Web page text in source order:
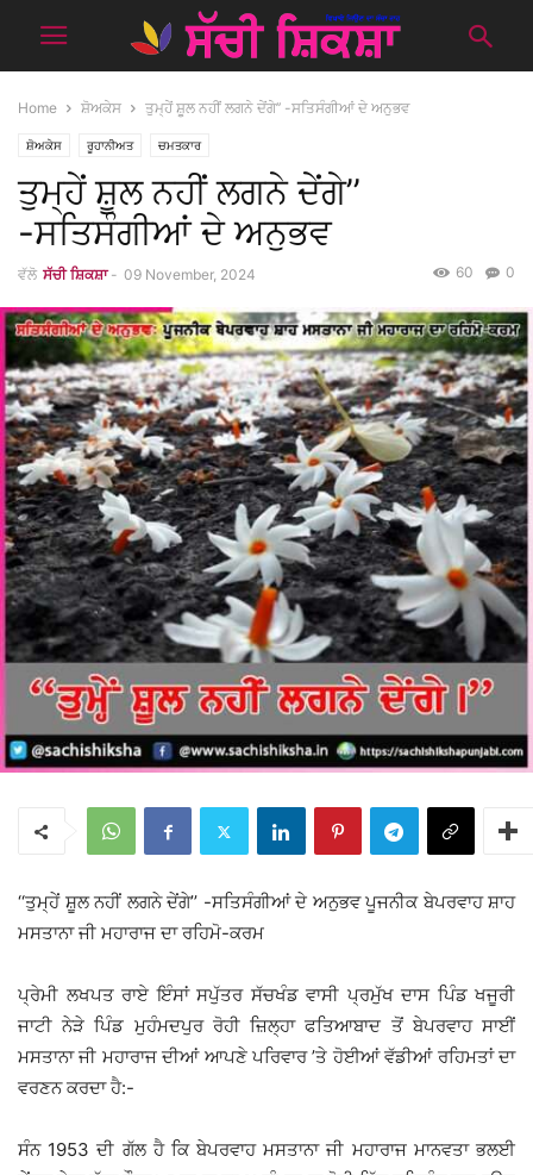
Home ਸ਼ੋਅਕੇਸ ਤੁਮ੍ਹੇਂ ਸ਼ੂਲ ਨਹੀਂ ਲਗਨੇ ਦੇਂਗੇ’’ -ਸਤਿਸੰਗੀਆਂ ਦੇ ਅਨੁਭਵ
ਸ਼ੋਅਕੇਸ ਰੂਹਾਨੀਅਤ ਚਮਤਕਾਰ
ਤੁਮ੍ਹੇਂ ਸ਼ੂਲ ਨਹੀਂ ਲਗਨੇ ਦੇਂਗੇ’’
-ਸਤਿਸੰਗੀਆਂ ਦੇ ਅਨੁਭਵ
ਵੱਲੋ ਸੱਚੀ ਸ਼ਿਕਸ਼ਾ - 09 November, 2024 0
60
‘‘ਤੁਮ੍ਹੇਂ ਸ਼ੂਲ ਨਹੀਂ ਲਗਨੇ ਦੇਂਗੇ’’ -ਸਤਿਸੰਗੀਆਂ ਦੇ ਅਨੁਭਵ ਪੂਜਨੀਕ ਬੇਪਰਵਾਹ ਸ਼ਾਹ
ਮਸਤਾਨਾ ਜੀ ਮਹਾਰਾਜ ਦਾ ਰਹਿਮੋ-ਕਰਮ
ਪ੍ਰੇਮੀ ਲਖਪਤ ਰਾਏ ਇੰਸਾਂ ਸਪੁੱਤਰ ਸੱਚਖੰਡ ਵਾਸੀ ਪ੍ਰਮੁੱਖ ਦਾਸ ਪਿੰਡ ਖਜੂਰੀ
ਜਾਟੀ ਨੇੜੇ ਪਿੰਡ ਮੁਹੰਮਦਪੁਰ ਰੋਹੀ ਜ਼ਿਲ੍ਹਾ ਫਤਿਆਬਾਦ ਤੋਂ ਬੇਪਰਵਾਹ ਸਾਈਂ
ਮਸਤਾਨਾ ਜੀ ਮਹਾਰਾਜ ਦੀਆਂ ਆਪਣੇ ਪਰਿਵਾਰ ’ਤੇ ਹੋਈਆਂ ਵੱਡੀਆਂ ਰਹਿਮਤਾਂ ਦਾ
ਵਰਣਨ ਕਰਦਾ ਹੈ:-
ਸੰਨ 1953 ਦੀ ਗੱਲ ਹੈ ਕਿ ਬੇਪਰਵਾਹ ਮਸਤਾਨਾ ਜੀ ਮਹਾਰਾਜ ਮਾਨਵਤਾ ਭਲਈ